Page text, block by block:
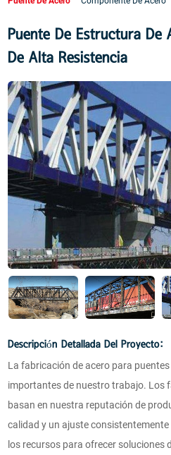
Puente De Estructura De
De Alta Resistencia
Descripción Detallada Del Proyecto:
La fabricación de acero para
importantes de nuestro trabajo. Los
basan en nuestra reputación de
calidad y un ajuste
los recursos para ofrecer soluciones